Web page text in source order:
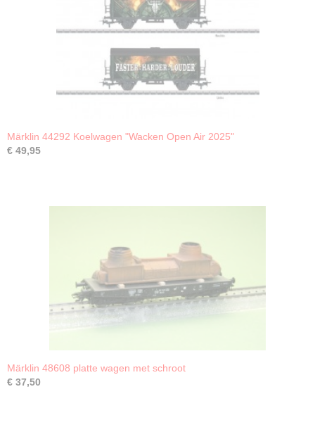
Märklin 44292 Koelwagen "Wacken Open Air 2025"
€ 49,95
Märklin 48608 platte wagen met schroot
€ 37,50